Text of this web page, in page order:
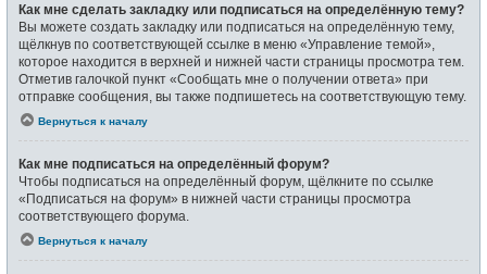
Как мне сделать закладку или подписаться на определённую тему?
Вы можете создать закладку или подписаться на определённую тему,
щёлкнув по соответствующей ссылке в меню «Управление темой»,
которое находится в верхней и нижней части страницы просмотра тем.
Отметив галочкой пункт «Сообщать мне о получении ответа» при
отправке сообщения, вы также подпишетесь на соответствующую тему.
Вернуться к началу
Как мне подписаться на определённый форум?
Чтобы подписаться на определённый форум, щёлкните по ссылке
«Подписаться на форум» в нижней части страницы просмотра
соответствующего форума.
Вернуться к началу